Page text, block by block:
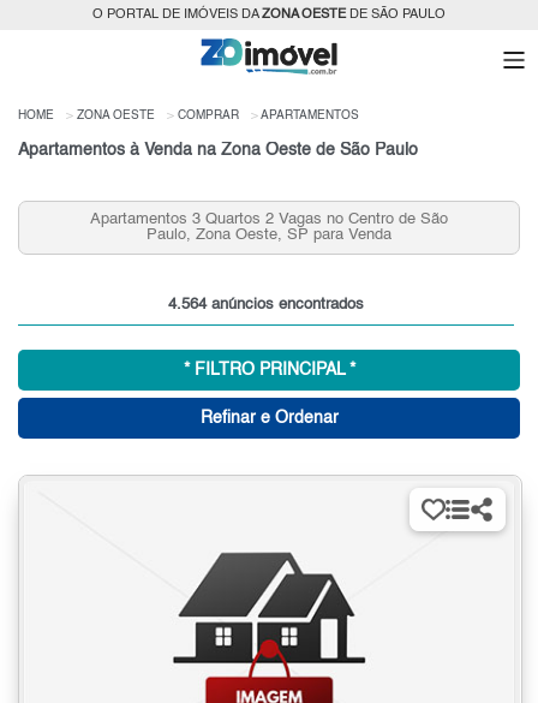
O PORTAL DE IMÓVEIS DAZONA OESTEDE SÃO PAULO
HOME ZONA OESTE COMPRAR APARTAMENTOS
Apartamentos à Venda na Zona Oeste de São Paulo
Apartamentos 3 Quartos 2 Vagas no Centro de São
Paulo, Zona Oeste, SP para Venda
4.564 anúncios encontrados
* FILTRO PRINCIPAL *
Refinar e Ordenar